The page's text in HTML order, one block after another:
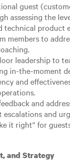
guest
assessing the
technical product
members to
leadership to
in-the-moment
and
and
escalations and
it right” for
and Strategy